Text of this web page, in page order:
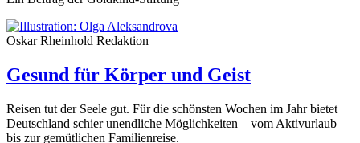
Oskar Rheinhold Redaktion
Gesund für Körper und Geist
Reisen tut der Seele gut. Für die schönsten Wochen im Jahr bietet
Deutschland schier unendliche Möglichkeiten – vom Aktivurlaub
bis zur gemütlichen Familienreise.